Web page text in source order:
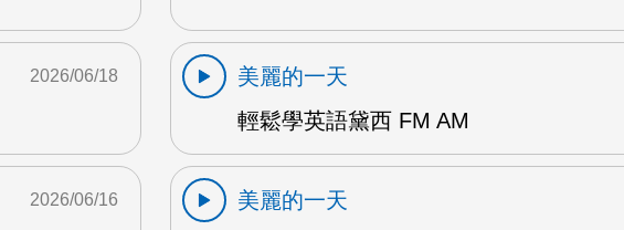
2026/06/18
美麗的一天
輕鬆學英語黛西 FM AM
2026/06/16
美麗的一天